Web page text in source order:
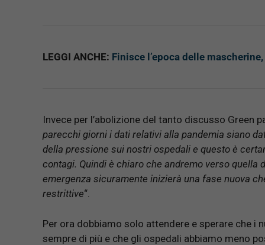
LEGGI ANCHE: Finisce l’epoca delle
Invece per l’abolizione del tanto discusso Green
parecchi giorni i dati relativi alla pandemia siano
della pressione sui nostri ospedali e questo è
contagi. Quindi è chiaro che andremo verso
emergenza sicuramente inizierà una fase nuova
restrittive“.
Per ora dobbiamo solo attendere e sperare che i
sempre di più e che gli ospedali abbiamo meno